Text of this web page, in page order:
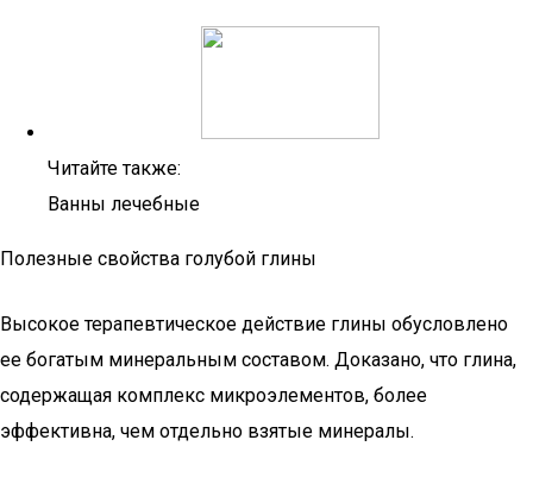
Читайте также:
Ванны лечебные
Полезные свойства голубой глины
Высокое терапевтическое действие глины обусловлено
ее богатым минеральным составом. Доказано, что глина,
содержащая комплекс микроэлементов, более
эффективна, чем отдельно взятые минералы.